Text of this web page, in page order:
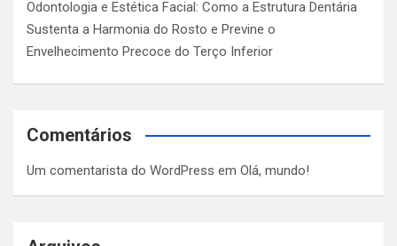
Odontologia e Estética Facial: Como a Estrutura Dentária
Sustenta a Harmonia do Rosto e Previne o
Envelhecimento Precoce do Terço Inferior
Comentários
Um comentarista do WordPress em Olá, mundo!